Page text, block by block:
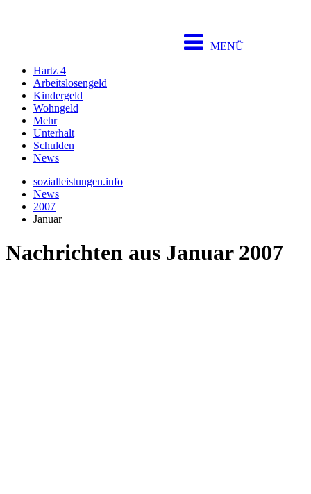
MENÜ
Hartz 4
Arbeitslosengeld
Kindergeld
Wohngeld
Mehr
Unterhalt
Schulden
News
sozialleistungen.info
News
2007
Januar
Nachrichten aus Januar 2007